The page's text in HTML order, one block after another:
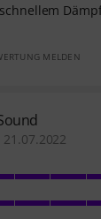
MELDEN
21.07.2022